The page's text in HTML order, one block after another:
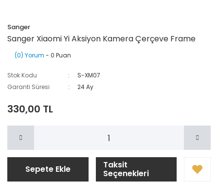
Sanger
Sanger Xiaomi Yi Aksiyon Kamera Çerçeve Frame
(0) Yorum - 0 Puan
Stok Kodu
S-XM07
Garanti Süresi
24 Ay
330,00 TL
Sepete Ekle Taksit
Seçenekleri